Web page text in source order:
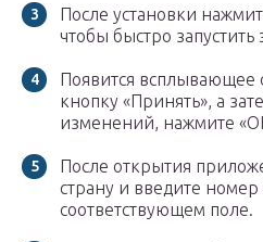
После установки
чтобы быстро запустить
Появится всплывающее
кнопку «Принять», а
изменений, нажмите
После открытия
страну и введите номер
соответствующем поле.